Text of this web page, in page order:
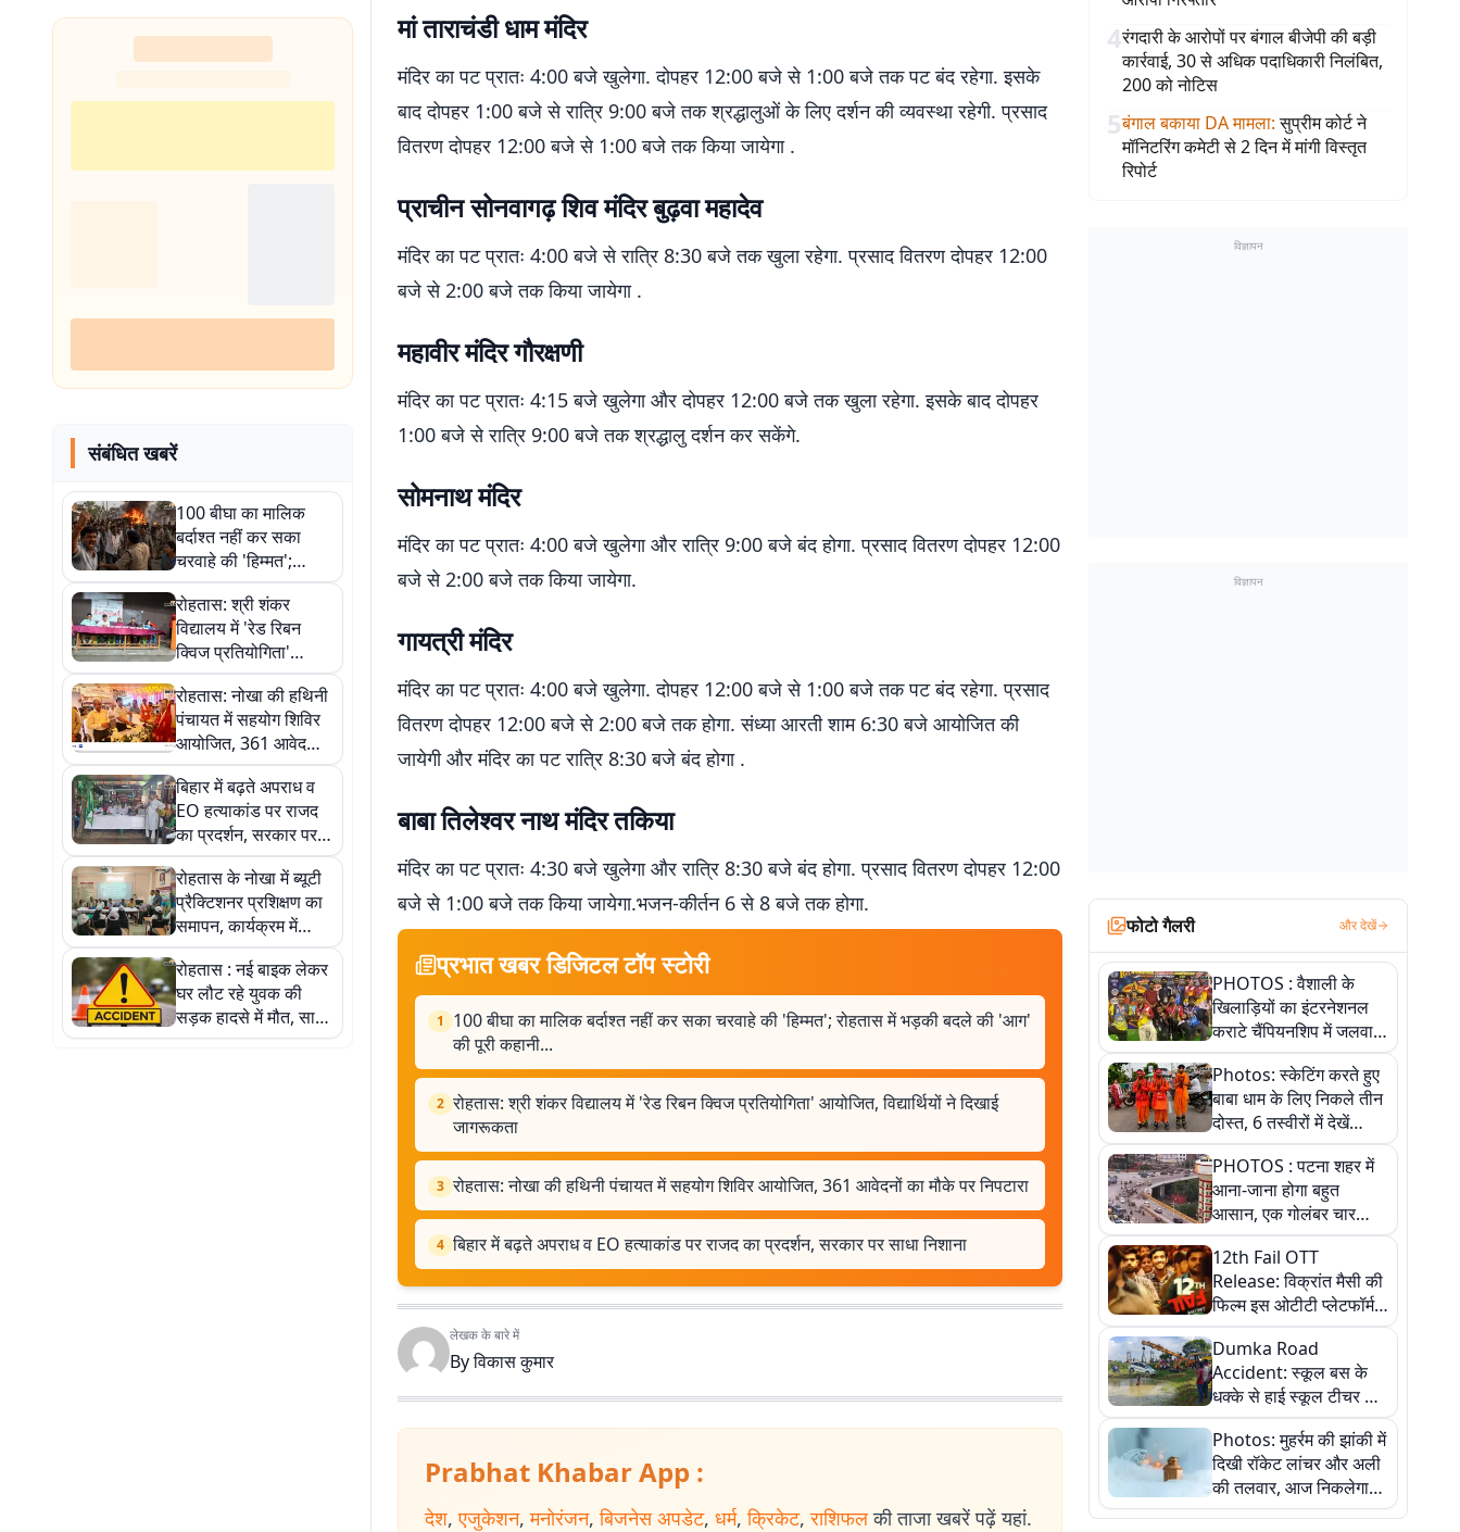
प्राण-प्रतिष्ठा महोत्सव
शुरू
संबंधित खबरें
100 बीघा का मालिक
बर्दाश्त नहीं कर सका
चरवाहे की 'हिम्मत';
रोहतास में भड़की बदले की
'आग' की पूरी कहानी...
रोहतास: श्री शंकर
विद्यालय में 'रेड रिबन
क्विज प्रतियोगिता'
आयोजित, विद्यार्थियों ने
दिखाई जागरूकता
रोहतास: नोखा की हथिनी
पंचायत में सहयोग शिविर
आयोजित, 361 आवेदनों
का मौके पर निपटारा
बिहार में बढ़ते अपराध व
EO हत्याकांड पर राजद
का प्रदर्शन, सरकार पर
साधा निशाना
रोहतास के नोखा में ब्यूटी
प्रैक्टिशनर प्रशिक्षण का
समापन, कार्यक्रम में
जिलाधिकारी हुए शामिल
रोहतास : नई बाइक लेकर
घर लौट रहे युवक की
सड़क हादसे में मौत, साथी
गंभीर, जेब से मिली हल्दी
मां ताराचंडी धाम मंदिर
मंदिर का पट प्रातः 4:00 बजे खुलेगा. दोपहर 12:00 बजे से 1:00 बजे तक पट बंद रहेगा. इसके
बाद दोपहर 1:00 बजे से रात्रि 9:00 बजे तक श्रद्धालुओं के लिए दर्शन की व्यवस्था रहेगी. प्रसाद
वितरण दोपहर 12:00 बजे से 1:00 बजे तक किया जायेगा .
प्राचीन सोनवागढ़ शिव मंदिर बुढ़वा महादेव
मंदिर का पट प्रातः 4:00 बजे से रात्रि 8:30 बजे तक खुला रहेगा. प्रसाद वितरण दोपहर 12:00
बजे से 2:00 बजे तक किया जायेगा .
महावीर मंदिर गौरक्षणी
मंदिर का पट प्रातः 4:15 बजे खुलेगा और दोपहर 12:00 बजे तक खुला रहेगा. इसके बाद दोपहर
1:00 बजे से रात्रि 9:00 बजे तक श्रद्धालु दर्शन कर सकेंगे.
सोमनाथ मंदिर
मंदिर का पट प्रातः 4:00 बजे खुलेगा और रात्रि 9:00 बजे बंद होगा. प्रसाद वितरण दोपहर 12:00
बजे से 2:00 बजे तक किया जायेगा.
गायत्री मंदिर
मंदिर का पट प्रातः 4:00 बजे खुलेगा. दोपहर 12:00 बजे से 1:00 बजे तक पट बंद रहेगा. प्रसाद
वितरण दोपहर 12:00 बजे से 2:00 बजे तक होगा. संध्या आरती शाम 6:30 बजे आयोजित की
जायेगी और मंदिर का पट रात्रि 8:30 बजे बंद होगा .
बाबा तिलेश्वर नाथ मंदिर तकिया
मंदिर का पट प्रातः 4:30 बजे खुलेगा और रात्रि 8:30 बजे बंद होगा. प्रसाद वितरण दोपहर 12:00
बजे से 1:00 बजे तक किया जायेगा.भजन-कीर्तन 6 से 8 बजे तक होगा.
प्रभात खबर डिजिटल टॉप स्टोरी
1
100 बीघा का मालिक बर्दाश्त नहीं कर सका चरवाहे की 'हिम्मत'; रोहतास में भड़की बदले की 'आग'
की पूरी कहानी...
2 रोहतास: श्री शंकर विद्यालय में 'रेड रिबन क्विज प्रतियोगिता' आयोजित, विद्यार्थियों ने दिखाई
जागरूकता
3 रोहतास: नोखा की हथिनी पंचायत में सहयोग शिविर आयोजित, 361 आवेदनों का मौके पर निपटारा
4 बिहार में बढ़ते अपराध व EO हत्याकांड पर राजद का प्रदर्शन, सरकार पर साधा निशाना
लेखक के बारे में
Byविकास कुमार
Prabhat Khabar App :
देश, एजुकेशन, मनोरंजन, बिजनेस अपडेट, धर्म, क्रिकेट, राशिफल की ताजा खबरें पढ़ें यहां.
4रंगदारी के आरोपों पर बंगाल बीजेपी की बड़ी
कार्रवाई, 30 से अधिक पदाधिकारी निलंबित,
200 को नोटिस
5बंगाल बकाया DA मामला: सुप्रीम कोर्ट ने
मॉनिटरिंग कमेटी से 2 दिन में मांगी विस्तृत
रिपोर्ट
विज्ञापन
विज्ञापन
फोटो गैलरी और देखें
PHOTOS : वैशाली के
खिलाड़ियों का इंटरनेशनल
कराटे चैंपियनशिप में जलवा,
जीते 9 पदक, पांच तस्वीर से
देखिए पूरा खेल
Photos: स्केटिंग करते हुए
बाबा धाम के लिए निकले तीन
दोस्त, 6 तस्वीरों में देखें
आस्था और जुनून की कहानी
PHOTOS : पटना शहर में
आना-जाना होगा बहुत
आसान, एक गोलंबर चार
फ्लाईओवर को जोड़ेगा
12th Fail OTT
Release: विक्रांत मैसी की
फिल्म इस ओटीटी प्लेटफॉर्म
पर होगी रिलीज
Dumka Road
Accident: स्कूल बस के
धक्के से हाई स्कूल टीचर की
कार तलाब में डूबी, बाल-बाल
बचीं, देखें तस्वीरें
Photos: मुहर्रम की झांकी में
दिखी रॉकेट लांचर और अली
की तलवार, आज निकलेगा
जुलूस, सुरक्षा के पुख्ता